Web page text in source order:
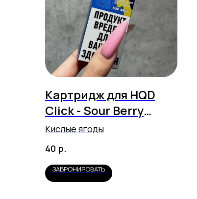
Картридж для HQD
Click - Sour Berry
(5500 затяжек)
Кислые ягоды
40 р.
ЗАБРОНИРОВАТЬ